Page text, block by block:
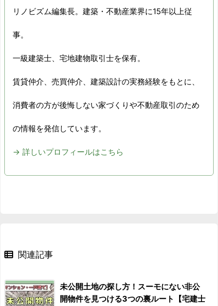
2015/06 -10.6%
2015/08 -11.1%
2015/09 -10.7%
2015/10 -11.2%
2015/11 -11.6%
2015/12 -9.7%
2016/01 -14.5%
2016/06 -5%
リノビズム編集長。建築・不動産業界に15年以上従
事。
一級建築士、宅地建物取引士を保有。
賃貸仲介、売買仲介、建築設計の実務経験をもとに、
消費者の方が後悔しない家づくりや不動産取引のため
の情報を発信しています。
→ 詳しいプロフィールはこちら
関連記事
未公開土地の探し方！スーモにない非公
開物件を見つける3つの裏ルート【宅建士